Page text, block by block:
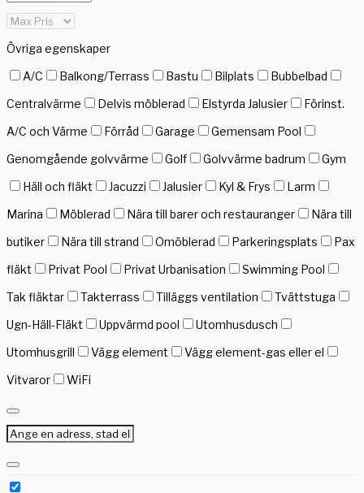
Övriga egenskaper
A/C
Balkong/Terrass Bastu Bilplats
Bubbelbad
Centralvärme
Delvis möblerad Elstyrda Jalusier
Förinst.
A/C och Värme
Förråd Garage
Gemensam Pool
Genomgående golvvärme
Golf Golvvärme badrum
Gym
Häll och fläkt
Jacuzzi Jalusier Kyl & Frys
Larm
Marina
Möblerad Nära till barer och restauranger
Nära till
butiker
Nära till strand Omöblerad Parkeringsplats
Pax
fläkt
Privat Pool Privat Urbanisation
Swimming Pool
Tak fläktar
Takterrass Tilläggs ventilation
Tvättstuga
Ugn-Häll-Fläkt
Uppvärmd pool
Utomhusdusch
Utomhusgrill
Vägg element
Vägg element-gas eller el
Vitvaror
WiFi